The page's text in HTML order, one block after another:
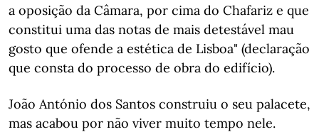
a oposição da Câmara, por cima do Chafariz e que
constitui uma das notas de mais detestável mau
gosto que ofende a estética de Lisboa" (declaração
que consta do processo de obra do edifício).
João António dos Santos construiu o seu palacete,
mas acabou por não viver muito tempo nele.